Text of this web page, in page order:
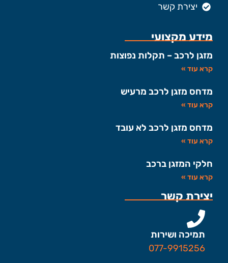
יצירת קשר
מידע מקצועי
מזגן לרכב – תקלות נפוצות
קרא עוד »
מדחס מזגן לרכב מרעיש
קרא עוד »
מדחס מזגן לרכב לא עובד
קרא עוד »
חלקי המזגן ברכב
קרא עוד »
יצירת קשר
תמיכה ושירות
077-9915256